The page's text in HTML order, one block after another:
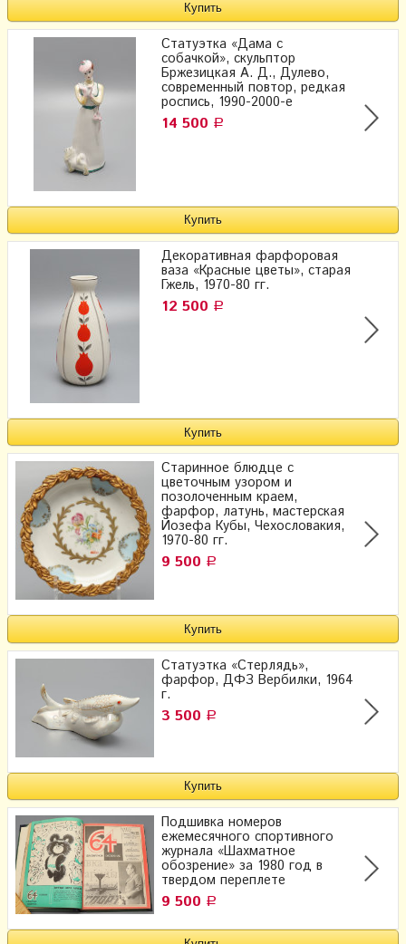
Статуэтка «Дама с
собачкой», скульптор
Бржезицкая А. Д., Дулево,
современный повтор, редкая
роспись, 1990-2000-е
14 500 Р
Декоративная фарфоровая
ваза «Красные цветы», старая
Гжель, 1970-80 гг.
12 500 Р
Старинное блюдце с
цветочным узором и
позолоченным краем,
фарфор, латунь, мастерская
Йозефа Кубы, Чехословакия,
1970-80 гг.
9 500 Р
Статуэтка «Стерлядь»,
фарфор, ДФЗ Вербилки, 1964
г.
3 500 Р
Подшивка номеров
ежемесячного спортивного
журнала «Шахматное
обозрение» за 1980 год в
твердом переплете
9 500 Р